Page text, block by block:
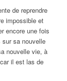
de reprendre
impossible et
encore une fois
sur sa nouvelle
nouvelle vie, à
il est las de